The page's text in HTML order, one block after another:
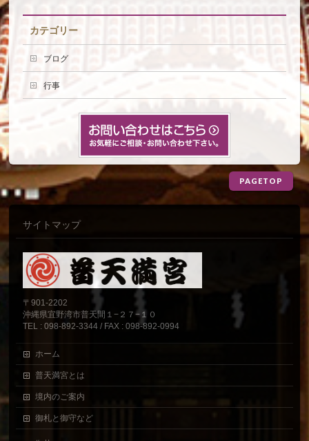
カテゴリー
ブログ
行事
PAGETOP
サイトマップ
〒901-2202
沖縄県宜野湾市普天間１−２７−１０
TEL : 098-892-3344 / FAX : 098-892-0994
ホーム
普天満宮とは
境内のご案内
御札と御守など